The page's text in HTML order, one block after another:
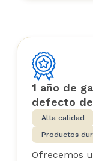
1 año de
defecto
Alta calidad
Productos
Ofrecemos